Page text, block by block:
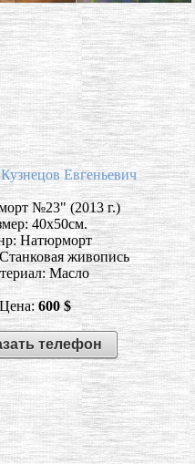
Евгеньевич
№23" (2013 г.)
40х50см.
Натюрморт
живопись
Масло
600 $
телефон